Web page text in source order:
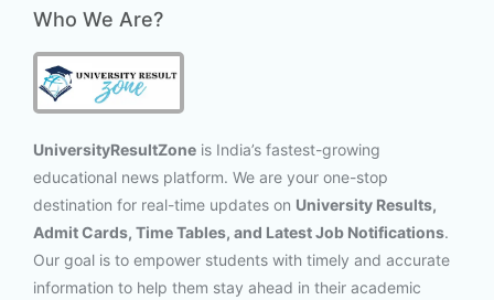
Who We Are?
UniversityResultZone is India’s fastest-growing
educational news platform. We are your one-stop
destination for real-time updates on University Results,
Admit Cards, Time Tables, and Latest Job Notifications.
Our goal is to empower students with timely and accurate
information to help them stay ahead in their academic